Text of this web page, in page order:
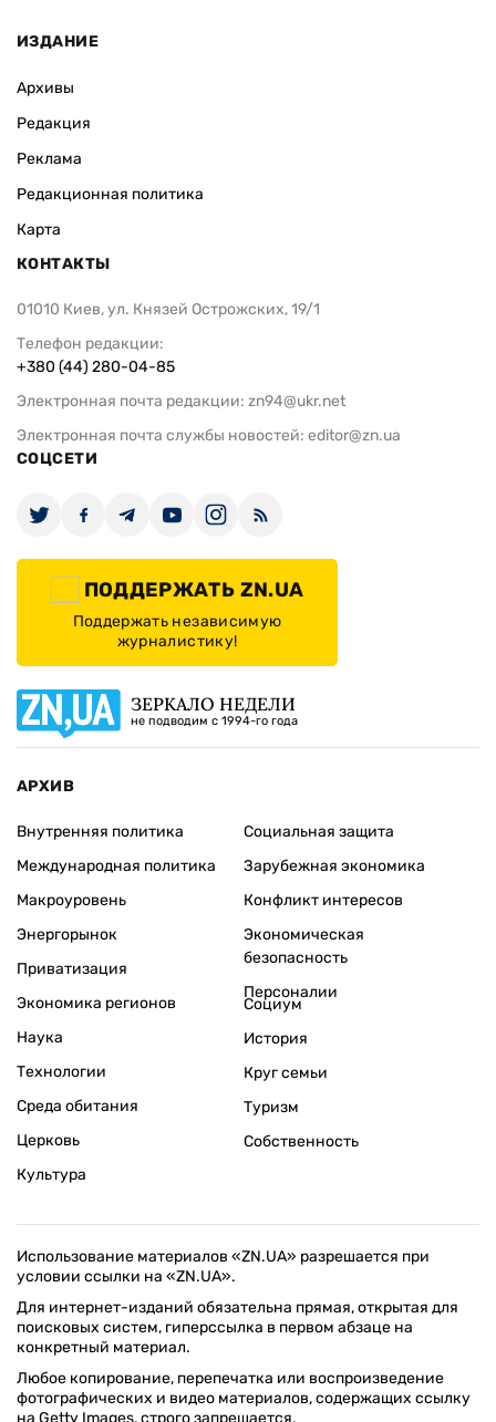
ИЗДАНИЕ
Архивы
Редакция
Реклама
Редакционная политика
Карта
КОНТАКТЫ
01010 Киев, ул. Князей Острожских, 19/1
Телефон редакции:
+380 (44) 280-04-85
Электронная почта редакции: zn94@ukr.net
Электронная почта службы новостей: editor@zn.ua
СОЦСЕТИ
ПОДДЕРЖАТЬ ZN.UA
Поддержать независимую
журналистику!
ЗЕРКАЛО НЕДЕЛИ
не подводим с 1994-го года
АРХИВ
Внутренняя политика
Международная политика
Макроуровень
Энергорынок
Приватизация
Экономика регионов
Социальная защита
Зарубежная экономика
Конфликт интересов
Экономическая
безопасность
Персоналии
Наука
Технологии
Среда обитания
Церковь
Культура
Социум
История
Круг семьи
Туризм
Собственность
Использование материалов «ZN.UA» разрешается при
условии ссылки на «ZN.UA».
Для интернет-изданий обязательна прямая, открытая для
поисковых систем, гиперссылка в первом абзаце на
конкретный материал.
Любое копирование, перепечатка или воспроизведение
фотографических и видео материалов, содержащих ссылку